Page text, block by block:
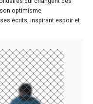
optimisme
écrits, inspirant espoir et